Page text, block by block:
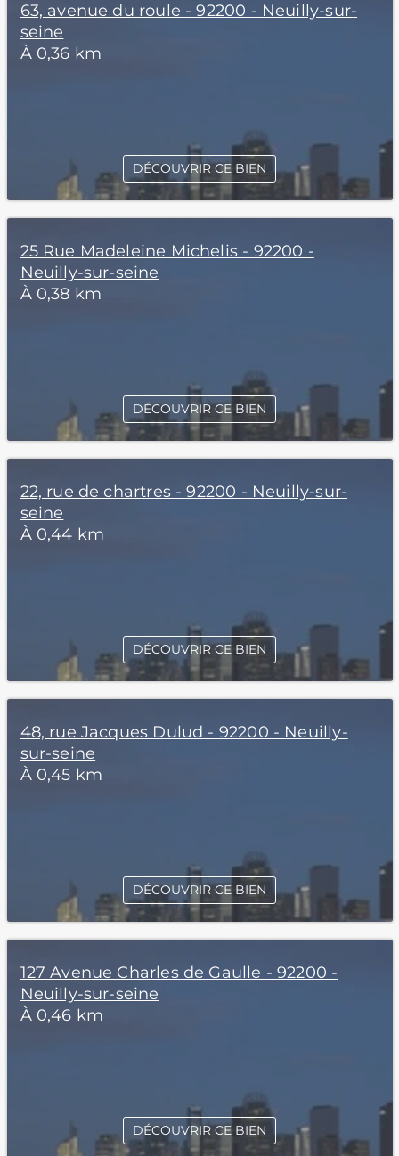
63, avenue du roule - 92200 - Neuilly-sur-
seine
À 0,36 km
DÉCOUVRIR CE BIEN
25 Rue Madeleine Michelis - 92200 -
Neuilly-sur-seine
À 0,38 km
DÉCOUVRIR CE BIEN
22, rue de chartres - 92200 - Neuilly-sur-
seine
À 0,44 km
DÉCOUVRIR CE BIEN
48, rue Jacques Dulud - 92200 - Neuilly-
sur-seine
À 0,45 km
DÉCOUVRIR CE BIEN
127 Avenue Charles de Gaulle - 92200 -
Neuilly-sur-seine
À 0,46 km
DÉCOUVRIR CE BIEN